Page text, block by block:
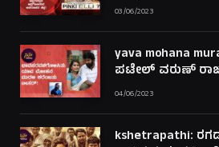
03/06/2023
yava mohana
ಪಟೇಲ್ ವರುಣ್
04/06/2023
kshetrapathi: ರಗಡ್